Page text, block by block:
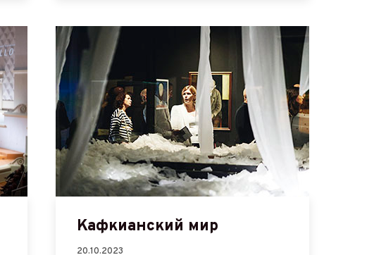
Кафкианский мир
20.10.2023